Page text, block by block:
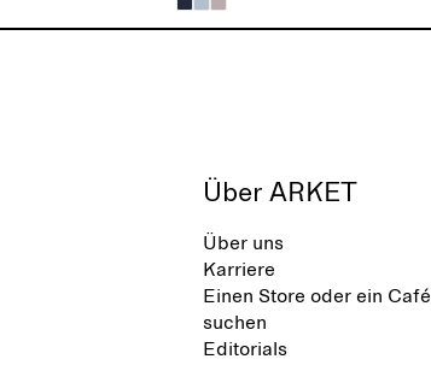
Über ARKET
Über uns
Karriere
Einen Store oder ein Café
suchen
Editorials